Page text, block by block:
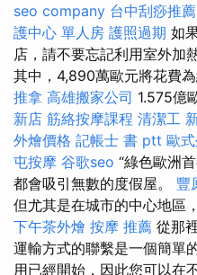
seo company 台中刮痧推
護中心 單人房 護照過期 如
店，請不要忘記利用室外加
其中，4,890萬歐元將花費
推拿 高雄搬家公司 1.575億
新店 筋絡按摩課程 清潔工
外燴價格 記帳士 書 ptt 歐
屯按摩 谷歌seo “綠色歐洲
都會吸引無數的度假屋。 豐
但尤其是在城市的中心地區
下午茶外燴 按摩 推薦 從那
運輸方式的聯繫是一個簡單
用已經開始，因此您可以在